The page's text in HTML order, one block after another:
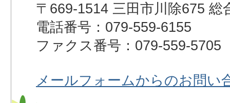
〒669-1514 三田市川除675 総
電話番号：079-559-6155
ファクス番号：079-559-5705
メールフォームからのお問い